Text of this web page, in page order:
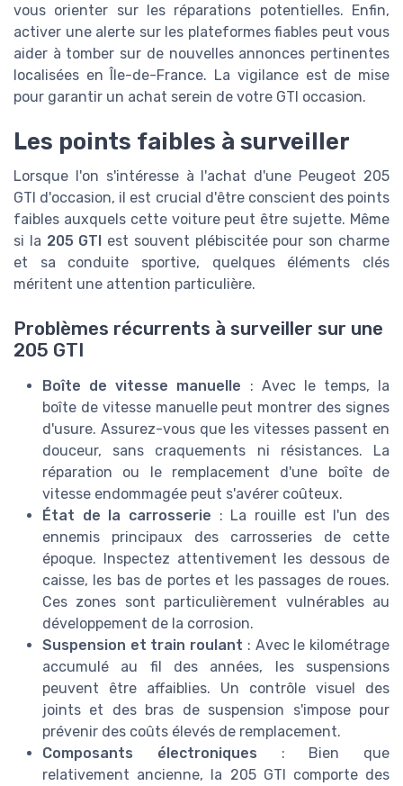
vous orienter sur les réparations potentielles. Enfin,
activer une alerte sur les plateformes fiables peut vous
aider à tomber sur de nouvelles annonces pertinentes
localisées en Île-de-France. La vigilance est de mise
pour garantir un achat serein de votre GTI occasion.
Les points faibles à surveiller
Lorsque l'on s'intéresse à l'achat d'une Peugeot 205
GTI d'occasion, il est crucial d'être conscient des points
faibles auxquels cette voiture peut être sujette. Même
si la 205 GTI
est souvent plébiscitée pour son charme
et sa conduite sportive, quelques éléments clés
méritent une attention particulière.
Problèmes récurrents à surveiller sur une
205 GTI
Boîte de vitesse manuelle : Avec le temps, la
boîte de vitesse manuelle peut montrer des signes
d'usure. Assurez-vous que les vitesses passent en
douceur, sans craquements ni résistances. La
réparation ou le remplacement d'une boîte de
vitesse endommagée peut s'avérer coûteux.
État de la carrosserie : La rouille est l'un des
ennemis principaux des carrosseries de cette
époque. Inspectez attentivement les dessous de
caisse, les bas de portes et les passages de roues.
Ces zones sont particulièrement vulnérables au
développement de la corrosion.
Suspension et train roulant : Avec le kilométrage
accumulé au fil des années, les suspensions
peuvent être affaiblies. Un contrôle visuel des
joints et des bras de suspension s'impose pour
prévenir des coûts élevés de remplacement.
Composants électroniques : Bien que
relativement ancienne, la 205 GTI comporte des